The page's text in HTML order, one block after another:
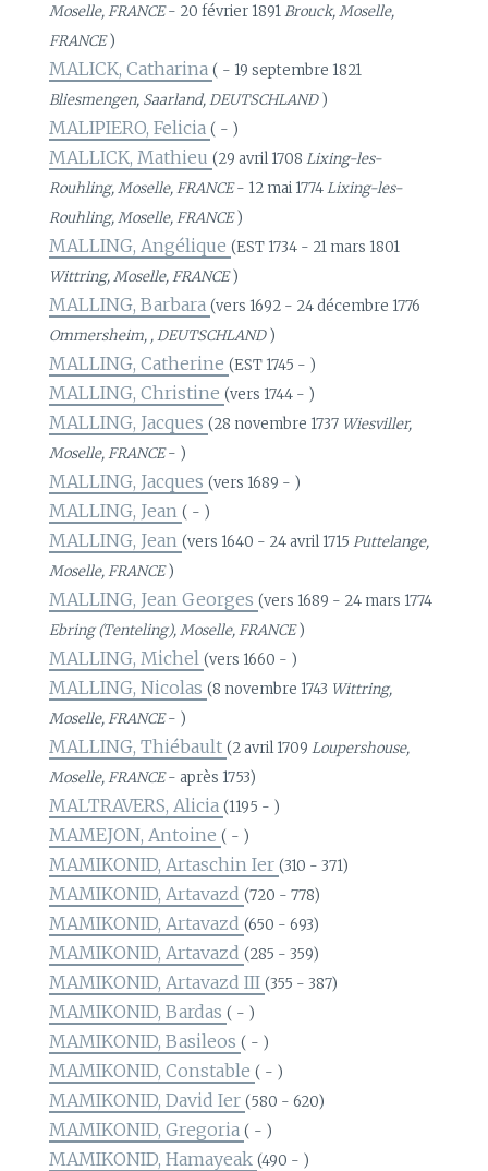
Moselle, FRANCE- 20 février 1891Brouck, Moselle,
FRANCE)
MALICK, Catharina( - 19 septembre 1821
Bliesmengen, Saarland, DEUTSCHLAND)
MALIPIERO, Felicia( - )
MALLICK, Mathieu(29 avril 1708Lixing-les-
Rouhling, Moselle, FRANCE- 12 mai 1774Lixing-les-
Rouhling, Moselle, FRANCE)
MALLING, Angélique(EST 1734 - 21 mars 1801
Wittring, Moselle, FRANCE)
MALLING, Barbara(vers 1692 - 24 décembre 1776
Ommersheim, , DEUTSCHLAND)
MALLING, Catherine(EST 1745 - )
MALLING, Christine(vers 1744 - )
MALLING, Jacques(28 novembre 1737 Wiesviller,
Moselle, FRANCE- )
MALLING, Jacques(vers 1689 - )
MALLING, Jean( - )
MALLING, Jean(vers 1640 - 24 avril 1715Puttelange,
Moselle, FRANCE)
MALLING, Jean Georges(vers 1689 - 24 mars 1774
Ebring (Tenteling), Moselle, FRANCE)
MALLING, Michel(vers 1660 - )
MALLING, Nicolas(8 novembre 1743 Wittring,
Moselle, FRANCE- )
MALLING, Thiébault(2 avril 1709Loupershouse,
Moselle, FRANCE- après 1753)
MALTRAVERS, Alicia(1195 - )
MAMEJON, Antoine( - )
MAMIKONID, Artaschin Ier(310 - 371)
MAMIKONID, Artavazd(720 - 778)
MAMIKONID, Artavazd(650 - 693)
MAMIKONID, Artavazd(285 - 359)
MAMIKONID, Artavazd III(355 - 387)
MAMIKONID, Bardas( - )
MAMIKONID, Basileos( - )
MAMIKONID, Constable( - )
MAMIKONID, David Ier(580 - 620)
MAMIKONID, Gregoria( - )
MAMIKONID, Hamayeak(490 - )